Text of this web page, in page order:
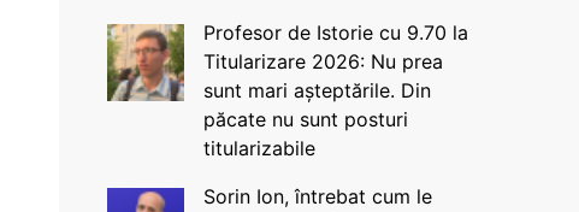
Profesor de Istorie cu 9.70 la
Titularizare 2026: Nu prea
sunt mari așteptările. Din
păcate nu sunt posturi
titularizabile
Sorin Ion, întrebat cum le